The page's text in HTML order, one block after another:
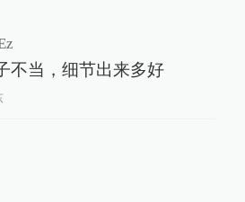
不当，细节出来多好